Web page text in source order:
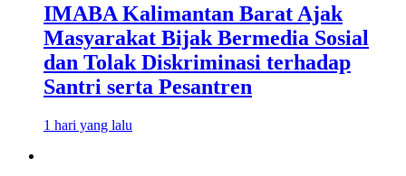
IMABA Kalimantan Barat Ajak
Masyarakat Bijak Bermedia Sosial
dan Tolak Diskriminasi terhadap
Santri serta Pesantren
1 hari yang lalu